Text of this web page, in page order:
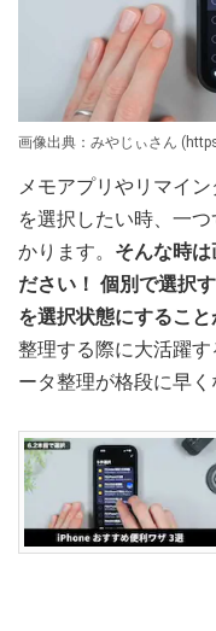
画像出典：みやじぃさん
メモアプリやリマイ
を選択したい時、一
かります。 そんな時
ださい！ 個別で選択
を選択状態にすること
整理する際に大活躍
ータ整理が格段に早く